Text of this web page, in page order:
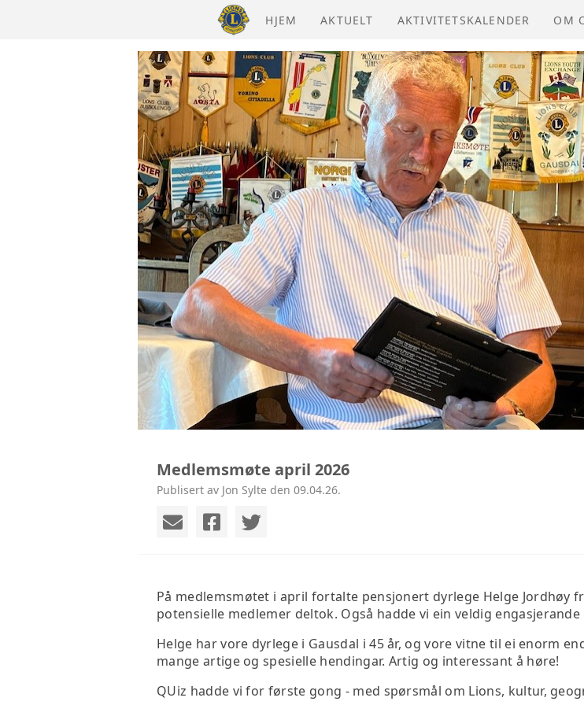
HJEM AKTUELT AKTIVITETSKALENDER OM
Medlemsmøte april 2026
Publisert av Jon Sylte den 09.04.26.
På medlemsmøtet i april fortalte pensjonert dyrlege Helge Jordhøy
potensielle medlemer deltok. Også hadde vi ein veldig engasjerande
Helge har vore dyrlege i Gausdal i 45 år, og vore vitne til ei enorm
mange artige og spesielle hendingar. Artig og interessant å høre!
QUiz hadde vi for første gong - med spørsmål om Lions, kultur,